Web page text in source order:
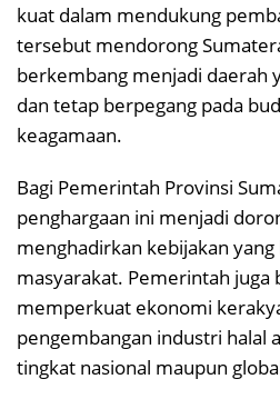
kuat dalam mendukung
tersebut mendorong
berkembang menjadi daerah
dan tetap berpegang pada
keagamaan.
Bagi Pemerintah Provinsi
penghargaan ini menjadi
menghadirkan kebijakan
masyarakat. Pemerintah
memperkuat ekonomi
pengembangan industri halal
tingkat nasional maupun